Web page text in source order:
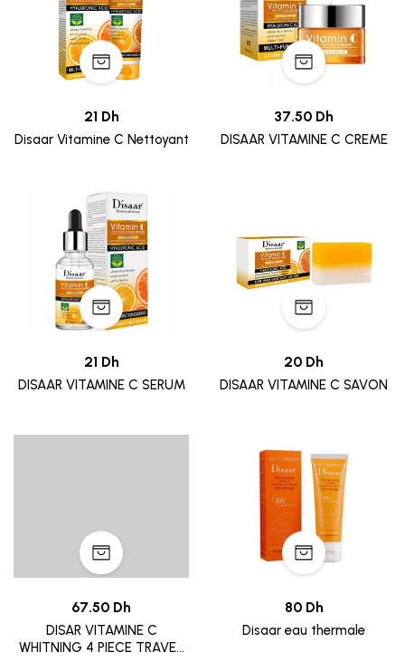
21 Dh
Disaar Vitamine C Nettoyant
37.50 Dh
DISAAR VITAMINE C CREME
21 Dh
DISAAR VITAMINE C SERUM
20 Dh
DISAAR VITAMINE C SAVON
67.50 Dh
DISAR VITAMINE C
WHITNING 4 PIECE TRAVEL
80 Dh
Disaar eau thermale